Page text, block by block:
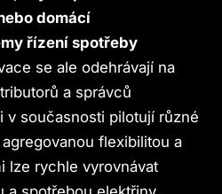
domácí
řízení spotřeby
se ale odehrávají na
a správců
v současnosti pilotují různé
flexibilitou a
lze rychle vyrovnávat